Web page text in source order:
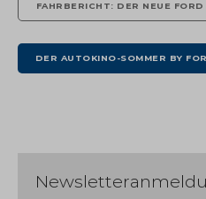
FAHRBERICHT: DER NEUE FORD
DER AUTOKINO-SOMMER BY